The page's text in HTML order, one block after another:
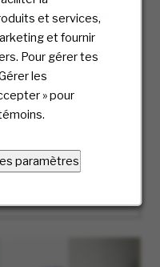
et services,
et fournir
Pour gérer tes
les
» pour
paramètres
et impact sur
les carrières en
vous découvrirez
les
au travail